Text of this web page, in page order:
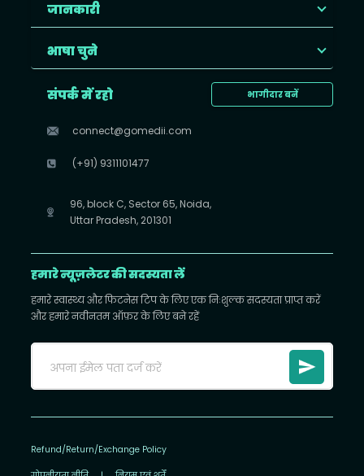
जानकारी
भाषा चुने
भागीदार बनें
संपर्क में रहो
connect@gomedii.com
(+91) 9311101477
96, block C, Sector 65, Noida,
Uttar Pradesh, 201301
हमारे न्यूज़लेटर की सदस्यता लें
हमारे स्वास्थ्य और फिटनेस टिप के लिए एक निःशुल्क सदस्यता प्राप्त करें
और हमारे नवीनतम ऑफ़र के लिए बने रहें
Refund/Return/Exchange Policy